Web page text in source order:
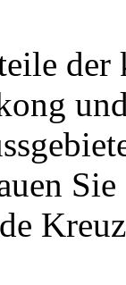
der